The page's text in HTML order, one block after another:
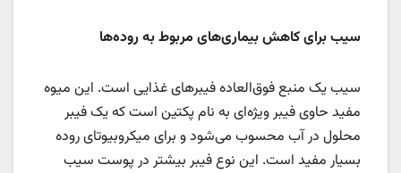
سیب برای کاهش بیماری‌های مربوط به روده‌ها
سیب یک منبع فوق‌العاده فیبرهای غذایی است. این میوه
مفید حاوی فیبر ویژه‌ای به نام پکتین است که یک فیبر
محلول در آب محسوب می‌شود و برای میکروبیوتای روده
بسیار مفید است. این نوع فیبر بیشتر در پوست سیب